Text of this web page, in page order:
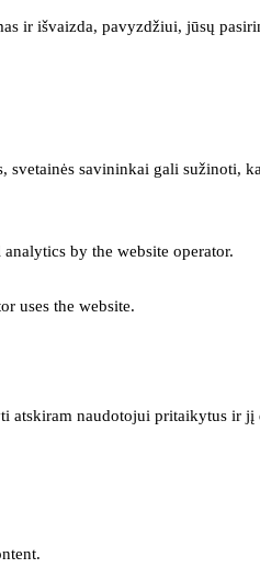
ir išvaizda, pavyzdžiui, jūsų
savininkai gali sužinoti,
by the website operator.
uses the website.
naudotojui pritaikytus ir